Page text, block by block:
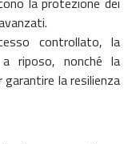
controllato, la
riposo, nonché la
la resilienza